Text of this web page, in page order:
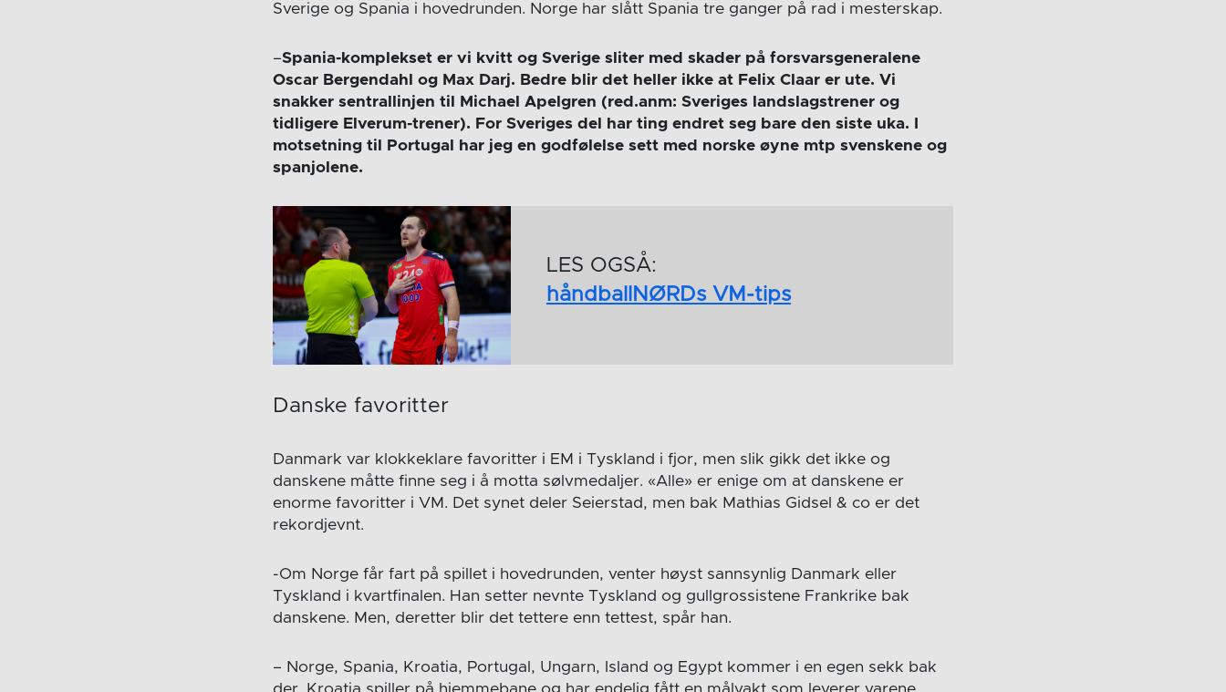
Sverige og Spania i hovedrunden. Norge har slått Spania tre ganger på rad i mesterskap.
–Spania-komplekset er vi kvitt og Sverige sliter med skader på forsvarsgeneralene
Oscar Bergendahl og Max Darj. Bedre blir det heller ikke at Felix Claar er ute. Vi
snakker sentrallinjen til Michael Apelgren (red.anm: Sveriges landslagstrener og
tidligere Elverum-trener). For Sveriges del har ting endret seg bare den siste uka. I
motsetning til Portugal har jeg en godfølelse sett med norske øyne mtp svenskene og
spanjolene.
LES OGSÅ:
håndballNØRDs VM-tips
Danske favoritter
Danmark var klokkeklare favoritter i EM i Tyskland i fjor, men slik gikk det ikke og
danskene måtte finne seg i å motta sølvmedaljer. «Alle» er enige om at danskene er
enorme favoritter i VM. Det synet deler Seierstad, men bak Mathias Gidsel & co er det
rekordjevnt.
-Om Norge får fart på spillet i hovedrunden, venter høyst sannsynlig Danmark eller
Tyskland i kvartfinalen. Han setter nevnte Tyskland og gullgrossistene Frankrike bak
danskene. Men, deretter blir det tettere enn tettest, spår han.
– Norge, Spania, Kroatia, Portugal, Ungarn, Island og Egypt kommer i en egen sekk bak